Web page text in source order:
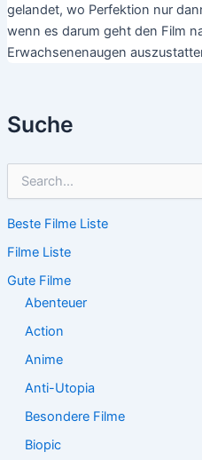
Suche
h
n
n
Beste Filme Liste
Filme Liste
Gute Filme
Abenteuer
Action
Anime
Anti-Utopia
Besondere Filme
Biopic
gelandet, wo Perfektion nur
wenn es darum geht den Film
Erwachsenenaugen